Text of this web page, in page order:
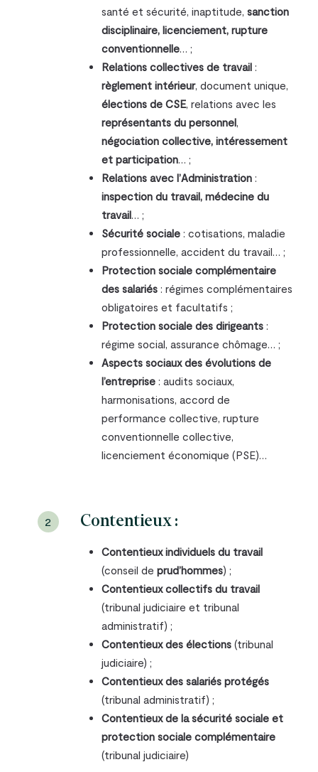
santé et sécurité, inaptitude, sanction
disciplinaire, licenciement, rupture
conventionnelle… ;
Relations collectives de travail:
règlement intérieur, document unique,
élections de CSE, relations avec les
représentants du personnel,
négociation collective, intéressement
et participation… ;
Relations avec l’Administration :
inspection du travail, médecine du
travail… ;
Sécurité sociale: cotisations, maladie
professionnelle, accident du travail… ;
Protection sociale complémentaire
des salariés : régimes complémentaires
obligatoires et facultatifs ;
Protection sociale des dirigeants :
régime social, assurance chômage… ;
Aspects sociaux des évolutions de
l’entreprise: audits sociaux,
harmonisations, accord de
performance collective, rupture
conventionnelle collective,
licenciement économique (PSE)…
2 Contentieux :
Contentieux individuels du travail
(conseil de prud’hommes) ;
Contentieux collectifs du travail
(tribunal judiciaire et tribunal
administratif) ;
Contentieux des élections(tribunal
judiciaire) ;
Contentieux des salariés protégés
(tribunal administratif) ;
Contentieux de la sécurité sociale et
protection sociale complémentaire
(tribunal judiciaire)